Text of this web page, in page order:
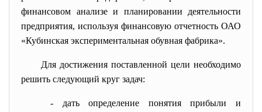
финансовом анализе и планировании деятельности
предприятия, используя финансовую отчетность ОАО
«Кубинская экспериментальная обувная фабрика».
Для достижения поставленной цели необходимо
решить следующий круг задач:
- дать определение понятия прибыли и